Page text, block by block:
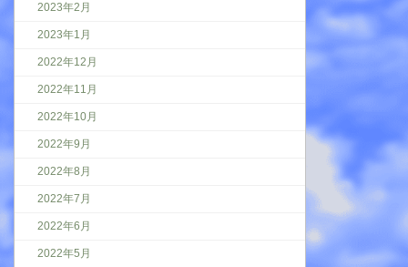
2023年2月
2023年1月
2022年12月
2022年11月
2022年10月
2022年9月
2022年8月
2022年7月
2022年6月
2022年5月